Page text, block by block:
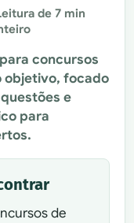
de 7 min
concursos
objetivo, focado
e
para
de